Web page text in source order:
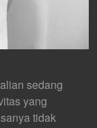
sedang
yang
tidak